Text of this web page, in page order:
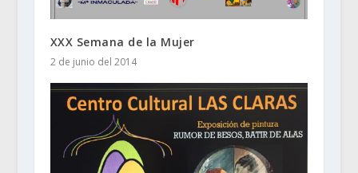
XXX Semana de la Mujer
2 de junio del 2014